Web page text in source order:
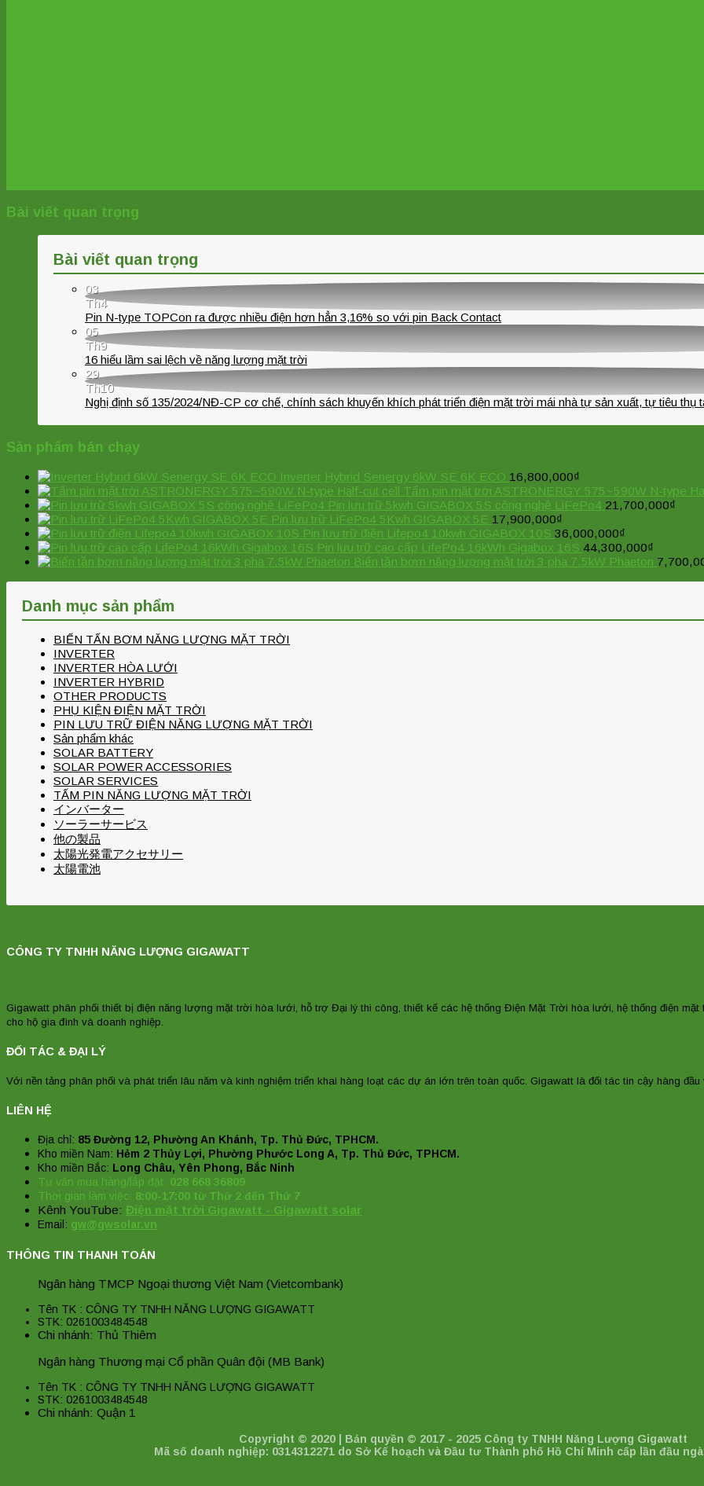
Bài viết quan trọng
Bài viết quan trọng
03
Th4
Pin N-type TOPCon ra được nhiều điện hơn hẳn 3,16% so với pin Back Contact
05
Th9
16 hiểu lầm sai lệch về năng lượng mặt trời
29
Th10
Nghị định số 135/2024/NĐ-CP cơ chế, chính sách khuyến khích phát triển điện mặt trời mái nhà tự sản xuất, tự tiêu thụ
Sản phẩm bán chạy
Inverter Hybrid Senergy 6kW SE 6K ECO 16,800,000₫
Tấm pin mặt trời ASTRONERGY 575~590W N-type
Pin lưu trữ 5kwh GIGABOX 5S công nghệ LiFePo4 21,700,000₫
Pin lưu trữ LiFePo4 5Kwh GIGABOX 5E 17,900,000₫
Pin lưu trữ điện Lifepo4 10kwh GIGABOX 10S 36,000,000₫
Pin lưu trữ cao cấp LifePo4 16kWh Gigabox 16S 44,300,000₫
Biến tần bơm năng lượng mặt trời 3 pha 7.5kW Phaeton
Danh mục sản phẩm
BIẾN TẤN BƠM NĂNG LƯỢNG MẶT TRỜI
INVERTER
INVERTER HÒA LƯỚI
INVERTER HYBRID
OTHER PRODUCTS
PHỤ KIỆN ĐIỆN MẶT TRỜI
PIN LƯU TRỮ ĐIỆN NĂNG LƯỢNG MẶT TRỜI
Sản phẩm khác
SOLAR BATTERY
SOLAR POWER ACCESSORIES
SOLAR SERVICES
TẤM PIN NĂNG LƯỢNG MẶT TRỜI
インバーター
ソーラーサービス
他の製品
太陽光発電アクセサリー
太陽電池
CÔNG TY TNHH NĂNG LƯỢNG GIGAWATT
Gigawatt phân phối thiết bị điện năng lượng mặt trời hòa lưới, hỗ trợ Đại lý thi công, thiết kế các hệ thống Điện Mặt Trời hòa lưới, hệ thống điện
cho hộ gia đình và doanh nghiệp.
ĐỐI TÁC & ĐẠI LÝ
Với nền tảng phân phối và phát triển lâu năm và kinh nghiệm triển khai hàng loạt các dự án lớn trên toàn quốc. Gigawatt là đối tác tin cậy hàng
LIÊN HỆ
Địa chỉ: 85 Đường 12, Phường An Khánh, Tp. Thủ Đức, TPHCM.
Kho miền Nam: Hẻm 2 Thủy Lợi, Phường Phước Long A, Tp. Thủ Đức, TPHCM.
Kho miền Bắc: Long Châu, Yên Phong, Bắc Ninh
Tư vấn mua hàng/lắp đặt: 028 668 36809
Thời gian làm việc: 8:00-17:00 từ Thứ 2 đến Thứ 7
Kênh YouTube: Điện mặt trời Gigawatt - Gigawatt solar
Email: gw@gwsolar.vn
THÔNG TIN THANH TOÁN
Ngân hàng TMCP Ngoại thương Việt Nam (Vietcombank)
Tên TK : CÔNG TY TNHH NĂNG LƯỢNG GIGAWATT
STK: 0261003484548
Chi nhánh: Thủ Thiêm
Ngân hàng Thương mại Cổ phần Quân đội (MB Bank)
Tên TK : CÔNG TY TNHH NĂNG LƯỢNG GIGAWATT
STK: 0261003484548
Chi nhánh: Quận 1
Copyright © 2020 | Bản quyền © 2017 - 2025 Công ty TNHH Năng Lượng Gigawatt
Mã số doanh nghiệp: 0314312271 do Sở Kế hoạch và Đầu tư Thành phố Hồ Chí Minh cấp lần đầu